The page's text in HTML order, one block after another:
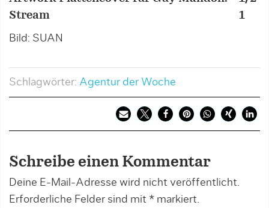
Stream
Bild: SUAN
1
Schlagwörter: Agentur der Woche
Schreibe einen Kommentar
Deine E-Mail-Adresse wird nicht veröffentlicht.
Erforderliche Felder sind mit * markiert.